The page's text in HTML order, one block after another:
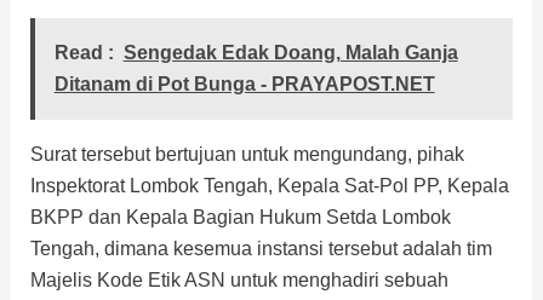
Read : Sengedak Edak Doang, Malah Ganja
Ditanam di Pot Bunga - PRAYAPOST.NET
Surat tersebut bertujuan untuk mengundang, pihak
Inspektorat Lombok Tengah, Kepala Sat-Pol PP, Kepala
BKPP dan Kepala Bagian Hukum Setda Lombok
Tengah, dimana kesemua instansi tersebut adalah tim
Majelis Kode Etik ASN untuk menghadiri sebuah